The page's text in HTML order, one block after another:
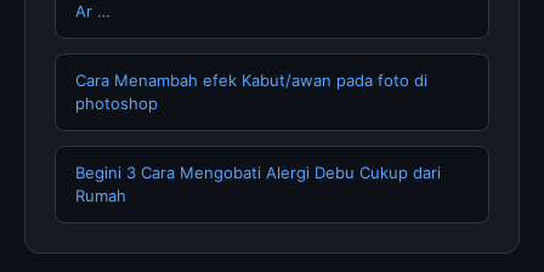
Ar …
Cara Menambah efek Kabut/awan pada foto di
photoshop
Begini 3 Cara Mengobati Alergi Debu Cukup dari
Rumah